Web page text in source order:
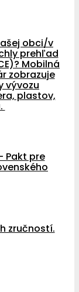
obci/v
prehľad
Mobilná
zobrazuje
vývozu
plastov,
Pakt pre
zručností.